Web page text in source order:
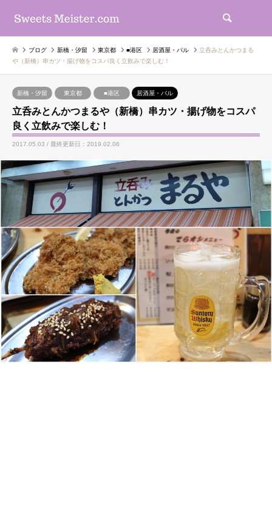
ブログ 新橋・汐留 東京都 ■港区 居酒屋・バル
立呑みとんかつまる
や（新橋）串カツ・揚げ物をコスパ良く立飲みで楽しむ！
新橋・汐留 東京都 ■港区 居酒屋・バル
立呑みとんかつまるや（新橋）串カツ・揚げ物をコスパ
良く立飲みで楽しむ！
2017.05.03 / 最終更新日：2019.02.06